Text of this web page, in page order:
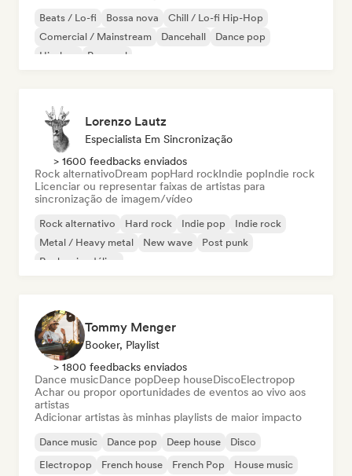
Beats / Lo-fi Bossa nova
Chill / Lo-fi Hip-Hop
Comercial / Mainstream
Dancehall
Dance pop
Hip-hop
Pop soul
Lorenzo Lautz
Especialista Em Sincronização
> 1600 feedbacks enviados
Rock alternativoDream popHard rockIndie popIndie rock
Licenciar ou representar faixas de artistas para
sincronização de imagem/vídeo
Rock alternativo Hard rock Indie pop
Indie rock
Metal / Heavy metal
New wave
Post punk
Rock psicodélico
Tommy Menger
Booker, Playlist
> 1800 feedbacks enviados
Dance musicDance popDeep houseDiscoElectropop
Achar ou propor oportunidades de eventos ao vivo aos
artistas
Adicionar artistas às minhas playlists de maior impacto
Dance music Dance pop Deep house
Disco
Electropop
French house French Pop House music